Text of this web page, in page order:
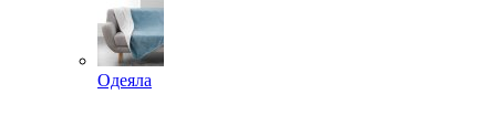
Одеяла